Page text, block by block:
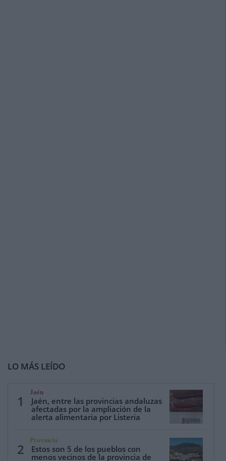
LO MÁS LEÍDO
1
Jaén
Jaén, entre las provincias andaluzas
afectadas por la ampliación de la
alerta alimentaria por Listeria
2
Provincia
Estos son 5 de los pueblos con
menos vecinos de la provincia de